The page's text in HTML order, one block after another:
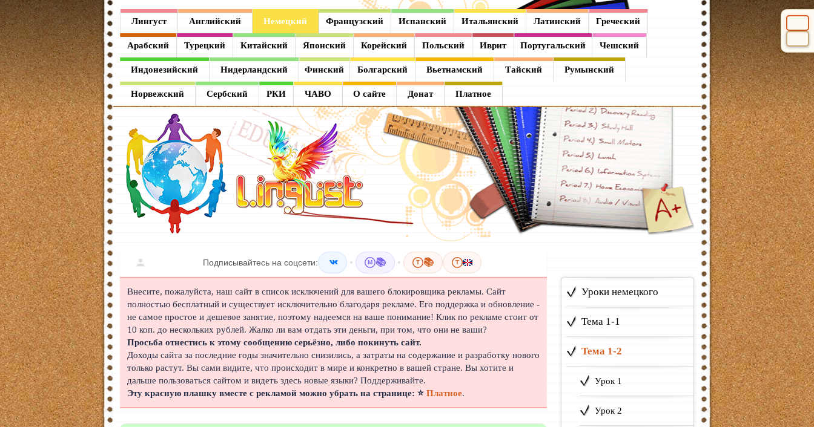
Лингуст Английский Немецкий Французский Испанский Итальянский Латинский Греческий
Арабский Турецкий Китайский Японский Корейский Польский Иврит Португальский Чешский
Индонезийский Нидерландский Финский Болгарский Вьетнамский Тайский Румынский
Норвежский Сербский РКИ ЧАВО О сайте Донат Платное
Подписывайтесь на соцсети: • M 📚 • T 📚 T
Внесите, пожалуйста, наш сайт в список исключений для вашего блокировщика рекламы. Сайт
полностью бесплатный и существует исключительно благодаря рекламе. Его поддержка и обновление -
не самое простое и дешевое занятие, поэтому надеемся на ваше понимание! Клик по рекламе стоит от
10 коп. до нескольких рублей. Жалко ли вам отдать эти деньги, при том, что они не ваши?
Просьба отнестись к этому сообщению серьёзно, либо покинуть сайт.
Доходы сайта за последние годы значительно снизились, а затраты на содержание и разработку нового
только растут. Вы сами видите, что происходит в мире и конкретно в вашей стране. Вы хотите и
дальше пользоваться сайтом и видеть здесь новые языки? Поддерживайте.
Эту красную плашку вместе с рекламой можно убрать на странице: ⭐Платное.
Уроки немецкого
Тема 1-1
Тема 1-2
Урок 1
Урок 2
Лингуст
Английский
Немецкий
Французский
Испанский
Итальянский
Латинский
Греческий
Арабский
Турецкий
Китайский
Японский
Корейский
Польский
Иврит
Португальский
Чешский